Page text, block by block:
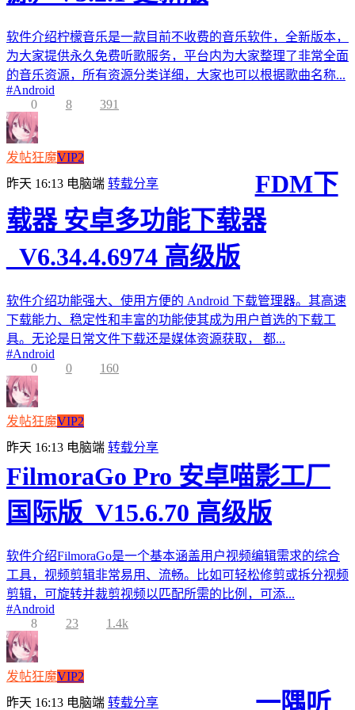
软件介绍柠檬音乐是一款目前不收费的音乐软件，全新版本，
为大家提供永久免费听歌服务，平台内为大家整理了非常全面
的音乐资源，所有资源分类详细，大家也可以根据歌曲名称...
#Android
0
8 391
发帖狂魔VIP2
昨天 16:13 电脑端 转载分享
FDM下
载器 安卓多功能下载器
_V6.34.4.6974 高级版
软件介绍功能强大、使用方便的 Android 下载管理器。其高速
下载能力、稳定性和丰富的功能使其成为用户首选的下载工
具。无论是日常文件下载还是媒体资源获取， 都...
#Android
0
0 160
发帖狂魔VIP2
昨天 16:13 电脑端 转载分享
FilmoraGo Pro 安卓喵影工厂
国际版_V15.6.70 高级版
软件介绍FilmoraGo是一个基本涵盖用户视频编辑需求的综合
工具，视频剪辑非常易用、流畅。比如可轻松修剪或拆分视频
剪辑，可旋转并裁剪视频以匹配所需的比例，可添...
#Android
8
23 1.4k
发帖狂魔VIP2
昨天 16:13 电脑端 转载分享 一隅听